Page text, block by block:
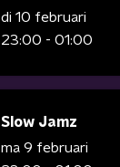
di 10 februari
23:00 - 01:00
Slow Jamz
ma 9 februari